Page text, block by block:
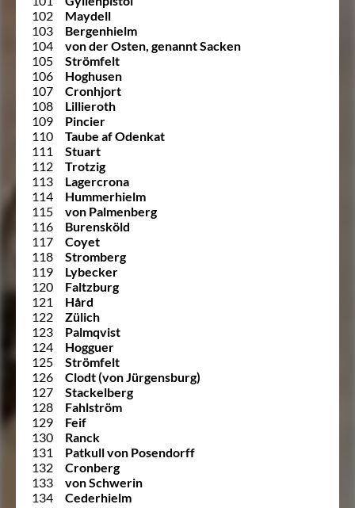
102
Maydell
103
Bergenhielm
104
von der Osten, genannt Sacken
105
Strömfelt
106
Hoghusen
107
Cronhjort
108
Lillieroth
109
Pincier
110
Taube af Odenkat
111
Stuart
112
Trotzig
113
Lagercrona
114
Hummerhielm
115
von Palmenberg
116
Burensköld
117
Coyet
118
Stromberg
119
Lybecker
120
Faltzburg
121
Hård
122
Zülich
123
Palmqvist
124
Hogguer
125
Strömfelt
126
Clodt (von Jürgensburg)
127
Stackelberg
128
Fahlström
129
Feif
130
Ranck
131
Patkull von Posendorff
132
Cronberg
133
von Schwerin
134
Cederhielm